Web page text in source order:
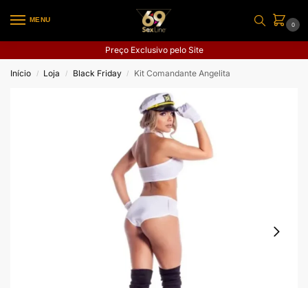
MENU
0
Preço Exclusivo pelo Site
Início / Loja / Black Friday / Kit Comandante Angelita